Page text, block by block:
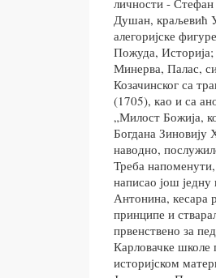
Душан, краљевић
алегоријске
Пожуда, Историја;
Минерва, Палас,
Козачинског са
(1705), као и са
„Милост Божија,
Богдана Зиновију
наводно,
Треба напоменути,
написао још
Антонина, кесара
принципе и
првенствено за
Карловачке школе
историјском